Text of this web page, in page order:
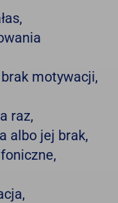
motywacji,
raz,
albo jej brak,